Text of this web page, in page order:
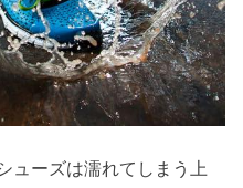
ューズは濡れてしまう上